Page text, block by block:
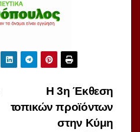
Η 3η Έκθεση
τοπικών προϊόντων
στην Κύμη